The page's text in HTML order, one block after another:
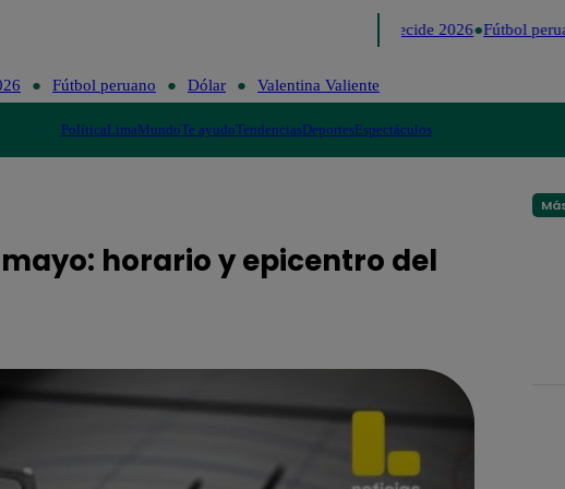
Perú Decide 2026 Fútbol
Fútbol peruano Dólar Valentina Valiente
PolíticaLimaMundoTe ayudoTendenciasDeportesEspectáculos
horario y epicentro del